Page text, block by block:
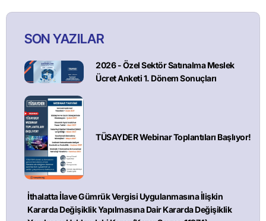
SON YAZILAR
2026 - Özel Sektör Satınalma Meslek
Ücret Anketi 1. Dönem Sonuçları
TÜSAYDER Webinar Toplantıları Başlıyor!
İthalatta İlave Gümrük Vergisi Uygulanmasına İlişkin
Kararda Değişiklik Yapılmasına Dair Kararda Değişiklik